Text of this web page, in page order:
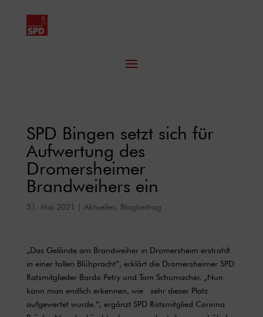
SPD Bingen setzt sich für
Aufwertung des
Dromersheimer
Brandweihers ein
31. Mai 2021 Aktuelles, Blogbeitrag
„Das Gelände am Brandweiher in Dromersheim erstrahlt
in einer tollen Blühpracht“, erklärt die Dromersheimer SPD
Ratsmitglieder Bardo Petry und Tom Schumacher. „Nun
kann man endlich erkennen, wie sehr dieser Platz
aufgewertet wurde.“, ergänzt SPD Ratsmitglied Corinna